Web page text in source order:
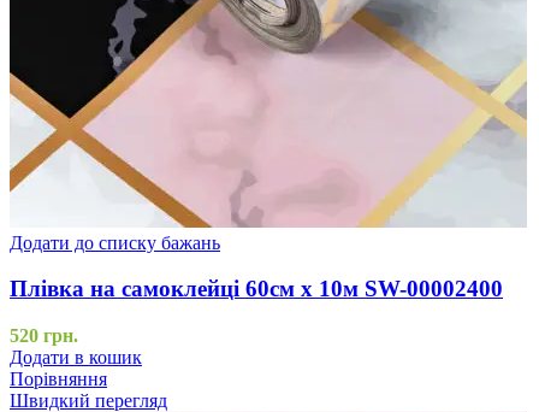
Додати до списку бажань
Плівка на самоклейці 60см х 10м SW-00002400
520 грн.
Додати в кошик
Порівняння
Швидкий перегляд